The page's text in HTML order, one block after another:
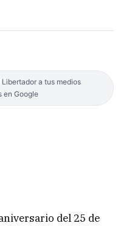
Libertador a tus medios
en Google
del 25 de